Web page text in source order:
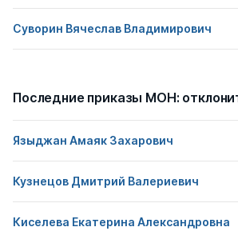
Суворин Вячеслав Владимирович
Последние приказы МОН:
Языджан Амаяк Захарович
Кузнецов Дмитрий Валериевич
Киселева Екатерина Александровна